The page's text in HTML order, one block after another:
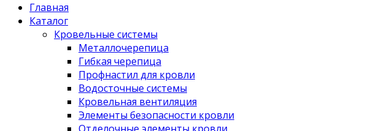
Главная
Каталог
Кровельные системы
Металлочерепица
Гибкая черепица
Профнастил для кровли
Водосточные системы
Кровельная вентиляция
Элементы безопасности кровли